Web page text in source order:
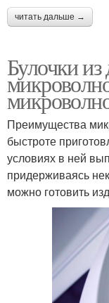
читать дальше →
Булочки из
Преимущества
быстроте
условиях в ней
придерживаясь
можно готовить